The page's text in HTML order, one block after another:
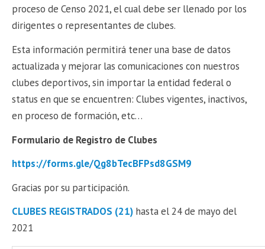
proceso de Censo 2021, el cual debe ser llenado por los
dirigentes o representantes de clubes.
Esta información permitirá tener una base de datos
actualizada y mejorar las comunicaciones con nuestros
clubes deportivos, sin importar la entidad federal o
status en que se encuentren: Clubes vigentes, inactivos,
en proceso de formación, etc…
Formulario de Registro de Clubes
https://forms.gle/Qg8bTecBFPsd8GSM9
Gracias por su participación.
CLUBES REGISTRADOS (21) hasta el 24 de mayo del
2021